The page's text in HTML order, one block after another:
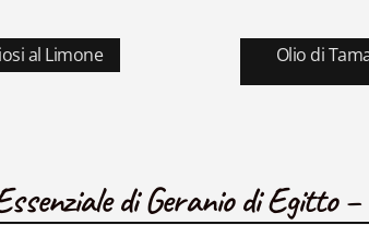
al Limone Articolo
successivo:
Olio di
di Geranio di Egitto –